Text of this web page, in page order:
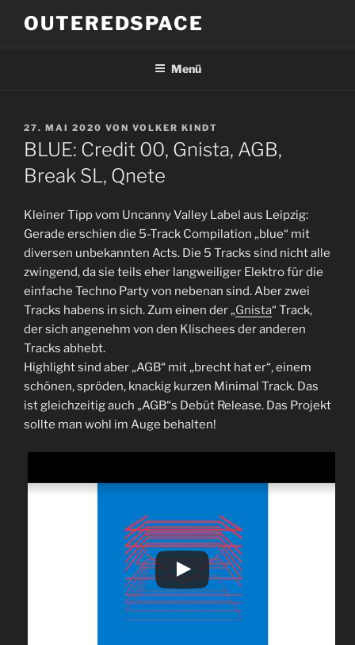
InhaltOUTEREDSPACE
Menü
VERÖFFENTLICHT
AM
27. MAI 2020 VON VOLKER KINDT
BLUE: Credit 00, Gnista, AGB,
Break SL, Qnete
Kleiner Tipp vom Uncanny Valley Label aus Leipzig:
Gerade erschien die 5-Track Compilation „blue“ mit
diversen unbekannten Acts. Die 5 Tracks sind nicht alle
zwingend, da sie teils eher langweiliger Elektro für die
einfache Techno Party von nebenan sind. Aber zwei
Tracks habens in sich. Zum einen der „Gnista“ Track,
der sich angenehm von den Klischees der anderen
Tracks abhebt.
Highlight sind aber „AGB“ mit „brecht hat er“, einem
schönen, spröden, knackig kurzen Minimal Track. Das
ist gleichzeitig auch „AGB“s Debüt Release. Das Projekt
sollte man wohl im Auge behalten!